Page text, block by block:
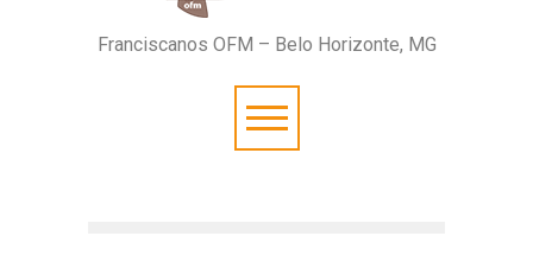
Franciscanos OFM – Belo Horizonte, MG